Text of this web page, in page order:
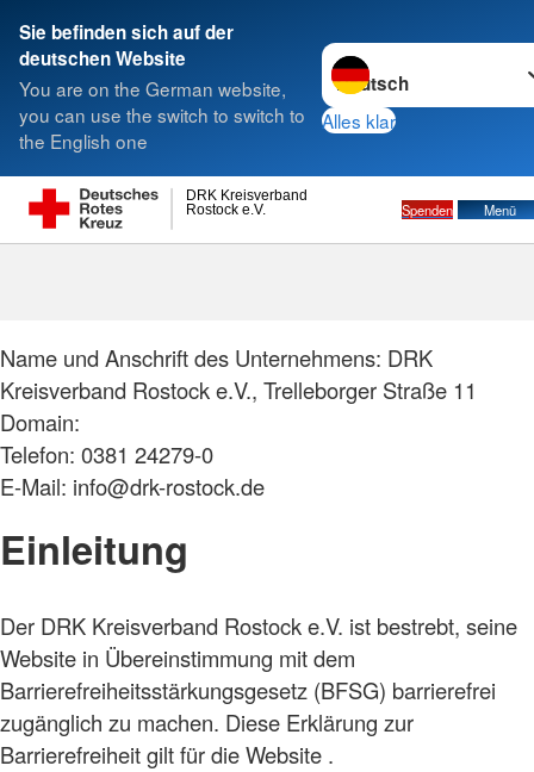
Sie befinden sich auf der
deutschen Website
You are on the German website,
you can use the switch to switch to
the English one
Sprache wechseln zu
Alles klar
Rostock e.V.
DRK Kreisverband
Spenden Menü
Suche
Name und Anschrift des Unternehmens: DRK
Kreisverband Rostock e.V., Trelleborger Straße 11
Domain:
Telefon: 0381 24279-0
E-Mail: info@drk-rostock.de
Einleitung
Der DRK Kreisverband Rostock e.V. ist bestrebt, seine
Website in Übereinstimmung mit dem
Barrierefreiheitsstärkungsgesetz (BFSG) barrierefrei
zugänglich zu machen. Diese Erklärung zur
Barrierefreiheit gilt für die Website .